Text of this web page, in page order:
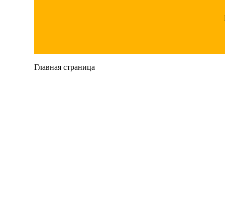
Главная страница